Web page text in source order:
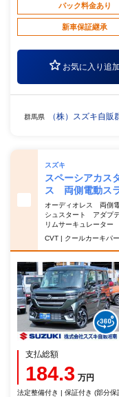
パック料金あり
新車保証継承
お気に入り追加
群馬県 （株）スズキ自
スズキ
スペーシアカ
ス 両側電動ス
オーディオレス 両側
シュスタート アダプ
リムサーキュレータ
CVT | クールカーキパ
支払総額
184.3 万円
法定整備付き | 保証付き (部分